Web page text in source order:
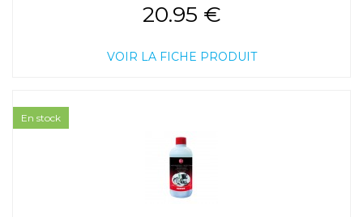
20.95 €
VOIR LA FICHE PRODUIT
En stock